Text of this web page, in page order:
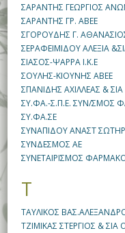
ΣΑΡΑΝΤΗΣ ΓΕΩΡΓΙΟΣ
ΣΑΡΑΝΤΗΣ ΓΡ. ΑΒΕΕ
ΣΓΟΡΟΥΔΗΣ Γ.
ΣΕΡΑΦΕΙΜΙΔΟΥ ΑΛΕΞΙΑ
ΣΙΑΣΟΣ-ΨΑΡΡΑ Ι.Κ.Ε
ΣΟΥΛΗΣ-ΚΙΟΥΝΗΣ ΑΒΕΕ
ΣΠΑΝΙΔΗΣ ΑΧΙΛΛΕΑΣ &
ΣΥ.ΦΑ.-Σ.Π.Ε. ΣΥΝ/ΣΜΟΣ
ΣΥ.ΦΑ.ΣΕ
ΣΥΝΑΠΙΔΟΥ ΑΝΑΣΤ
ΣΥΝΔΕΣΜΟΣ ΑΕ
ΣΥΝΕΤΑΙΡΙΣΜΟΣ
Τ
ΤΑΥΛΙΚΟΣ
ΤΖΙΜΙΚΑΣ ΣΤΕΡΓΙΟΣ & ΣΙΑ